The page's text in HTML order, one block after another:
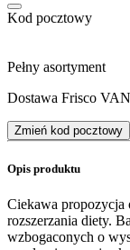
Kod pocztowy
Pełny asortyment
Dostawa Frisco VAN
Zmień kod pocztowy
Opis produktu
Ciekawa propozycja
rozszerzania diety.
wzbogaconych o